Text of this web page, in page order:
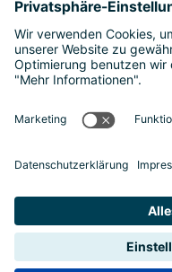
Datenschutz
Sitemap